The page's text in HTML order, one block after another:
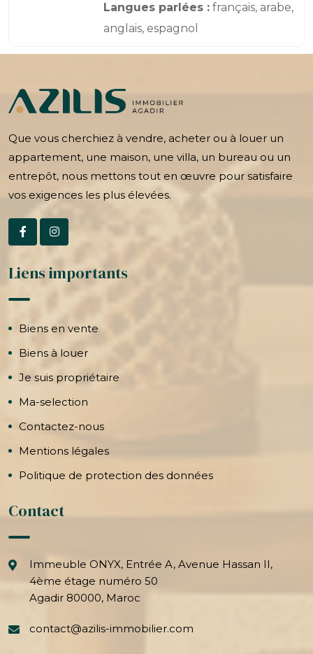
Langues parlées : français, arabe,
anglais, espagnol
Que vous cherchiez à vendre, acheter ou à louer un
appartement, une maison, une villa, un bureau ou un
entrepôt, nous mettons tout en œuvre pour satisfaire
vos exigences les plus élevées.
Liens importants
Biens en vente
Biens à louer
Je suis propriétaire
Ma-selection
Contactez-nous
Mentions légales
Politique de protection des données
Contact
Immeuble ONYX, Entrée A, Avenue Hassan II,
4ème étage numéro 50
Agadir 80000, Maroc
contact@azilis-immobilier.com